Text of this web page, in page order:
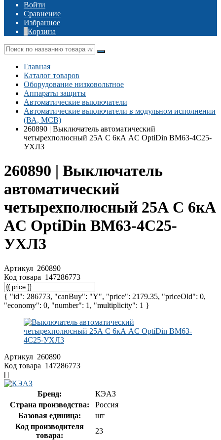
Войти
Сравнение
Избранное
Корзина
Главная
Каталог товаров
Оборудование низковольтное
Аппараты защиты
Автоматические выключатели
Автоматические выключатели в модульном исполнении
(ВА, MCB)
260890 | Выключатель автоматический
четырехполюсный 25А C 6кА AC OptiDin BM63-4C25-
УХЛ3
260890 | Выключатель
автоматический
четырехполюсный 25А C 6кА
AC OptiDin BM63-4C25-
УХЛ3
Артикул 260890
Код товара 147286773
{ "id": 286773, "canBuy": "Y", "price": 2179.35, "priceOld": 0,
"economy": 0, "number": 1, "multiplicity": 1 }
Артикул 260890
Код товара 147286773
[]
Бренд:
КЭАЗ
Страна производства:
Россия
Базовая единица:
шт
Код производителя
товара:
23